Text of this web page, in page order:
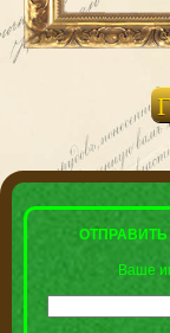
ОТПРАВИТЬ
Ваше